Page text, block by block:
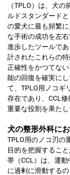
（TPLO）は、犬
ルドスタンダード
の愛犬に最も頻繁
な手術の成功を左
進歩したツールで
計されたこれらの
正確性をかつてな
能の回復を確実に
て、TPLO用ノコギ
存在であり、CCL
重要な役割を果たし
犬の整形外科に
TPLO用のノコ刃の
目的を把握するこ
帯（CCL）は、運
に過剰に滑動する